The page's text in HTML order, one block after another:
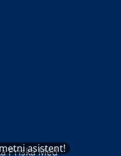
Priska Med
asistent!